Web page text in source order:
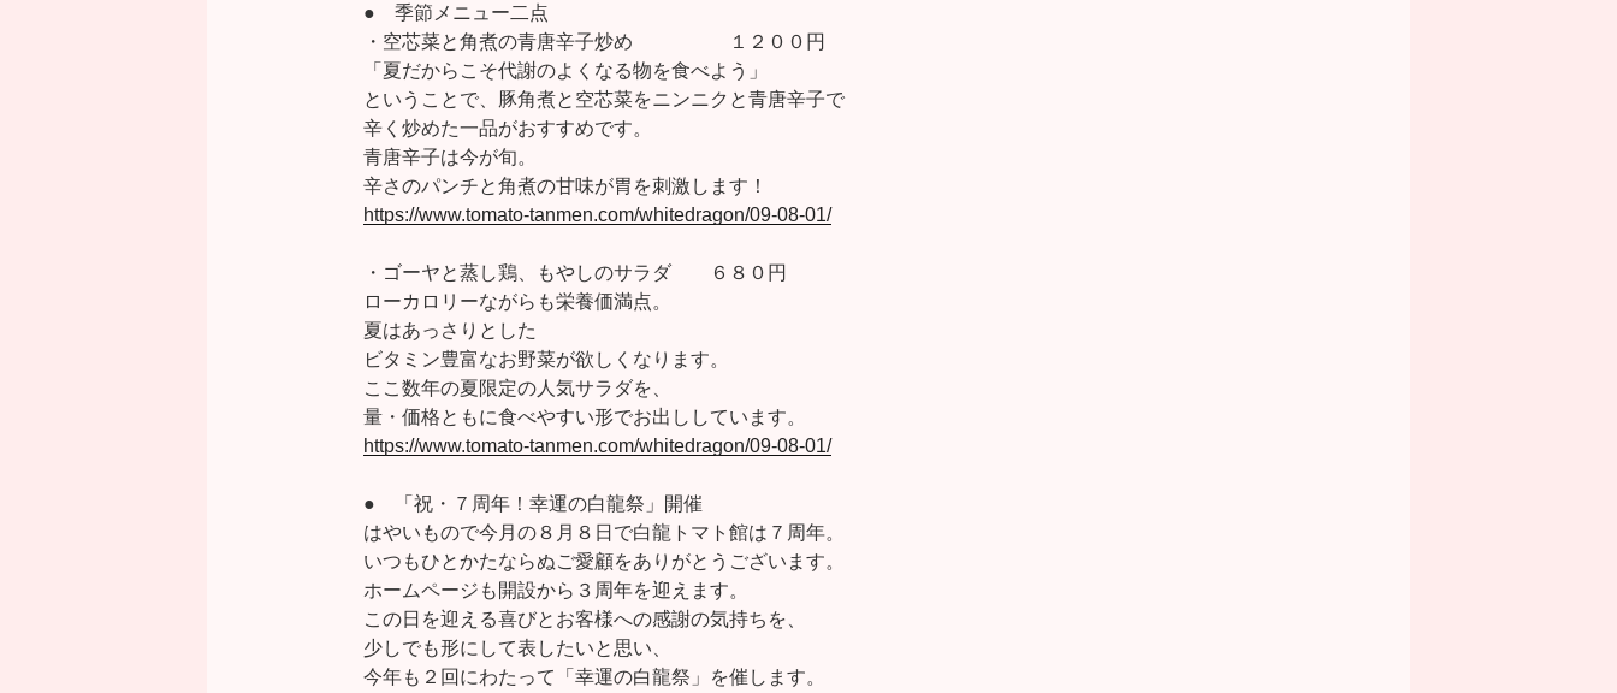
● 季節メニュー二点
・空芯菜と角煮の青唐辛子炒め １２００円
「夏だからこそ代謝のよくなる物を食べよう」
ということで、豚角煮と空芯菜をニンニクと青唐辛子で
辛く炒めた一品がおすすめです。
青唐辛子は今が旬。
辛さのパンチと角煮の甘味が胃を刺激します！
https://www.tomato-tanmen.com/whitedragon/09-08-01/
・ゴーヤと蒸し鶏、もやしのサラダ ６８０円
ローカロリーながらも栄養価満点。
夏はあっさりとした
ビタミン豊富なお野菜が欲しくなります。
ここ数年の夏限定の人気サラダを、
量・価格ともに食べやすい形でお出ししています。
https://www.tomato-tanmen.com/whitedragon/09-08-01/
● 「祝・７周年！幸運の白龍祭」開催
はやいもので今月の８月８日で白龍トマト館は７周年。
いつもひとかたならぬご愛顧をありがとうございます。
ホームページも開設から３周年を迎えます。
この日を迎える喜びとお客様への感謝の気持ちを、
少しでも形にして表したいと思い、
今年も２回にわたって「幸運の白龍祭」を催します。